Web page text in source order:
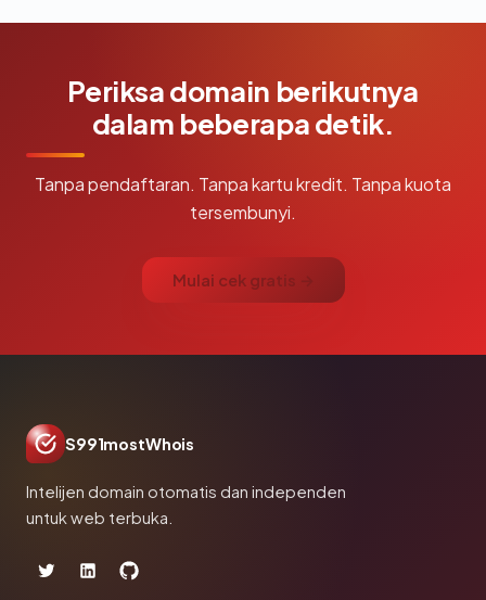
Periksa domain berikutnya
dalam beberapa detik.
Tanpa pendaftaran. Tanpa kartu kredit. Tanpa kuota
tersembunyi.
Mulai cek gratis →
S991mostWhois
Intelijen domain otomatis dan independen
untuk web terbuka.